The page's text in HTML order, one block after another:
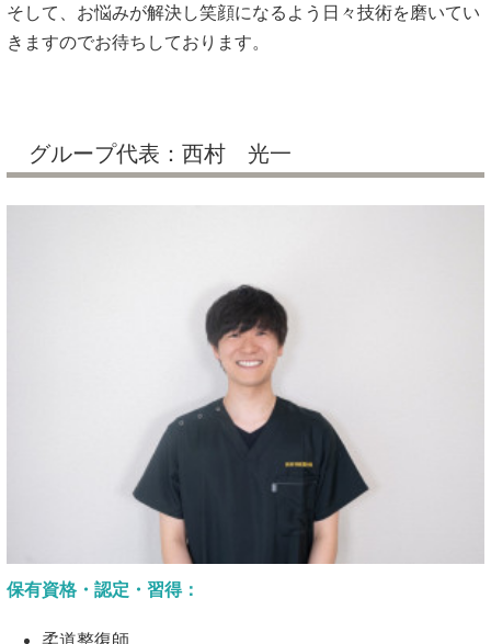
そして、お悩みが解決し笑顔になるよう日々技術を磨いてい
きますのでお待ちしております。
グループ代表：西村 光一
保有資格・認定・習得：
柔道整復師